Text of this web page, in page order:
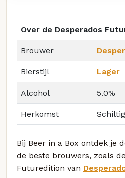
Over de Desperados
Brouwer
Bierstijl Lager
Alcohol 5.0%
Herkomst
Bij Beer in a Box ontdek je
de beste brouwers, zoals
Futuredition van